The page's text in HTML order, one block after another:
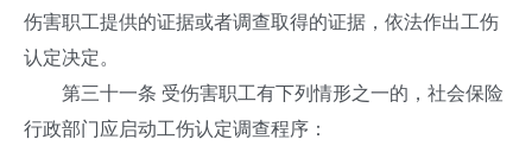
伤害职工提供的证据或者调查取得的证据，依法作出工伤
认定决定。
第三十一条 受伤害职工有下列情形之一的，社会保险
行政部门应启动工伤认定调查程序：